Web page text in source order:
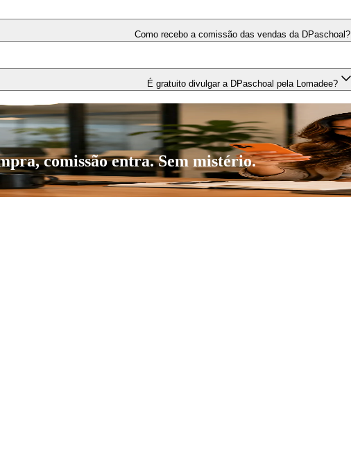
Como recebo a comissão das vendas da DPaschoal?
É gratuito divulgar a DPaschoal pela Lomadee?
comissão entra. Sem mistério.